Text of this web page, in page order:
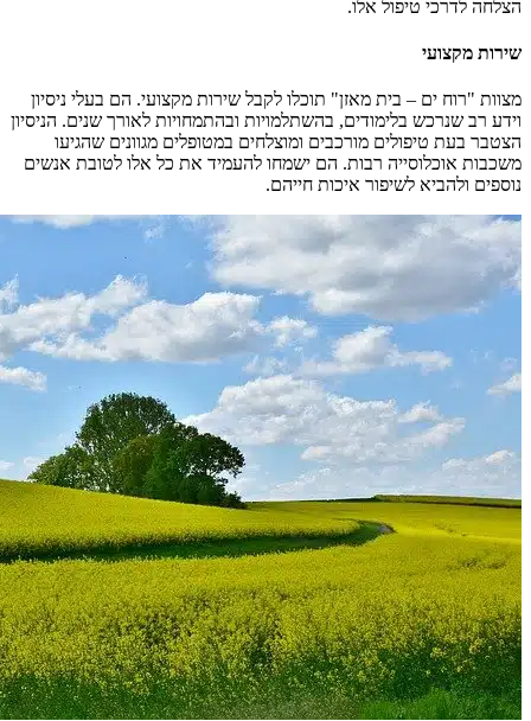
הצלחה לדרכי טיפול אלו.
שירות מקצועי
מצוות "רוח ים – בית מאזן" תוכלו לקבל שירות מקצועי. הם בעלי ניסיון
וידע רב שנרכש בלימודים, בהשתלמויות ובהתמחויות לאורך שנים. הניסיון
הצטבר בעת טיפולים מורכבים ומוצלחים במטופלים מגוונים שהגיעו
משכבות אוכלוסייה רבות. הם ישמחו להעמיד את כל אלו לטובת אנשים
נוספים ולהביא לשיפור איכות חייהם.